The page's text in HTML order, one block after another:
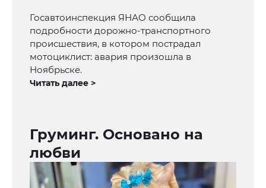
Госавтоинспекция ЯНАО сообщила
подробности дорожно-транспортного
происшествия, в котором пострадал
мотоциклист: авария произошла в
Ноябрьске.
Читать далее >
Груминг. Основано на
любви